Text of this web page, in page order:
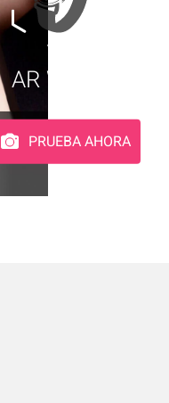
AR Watch
PRUEBA AHORA